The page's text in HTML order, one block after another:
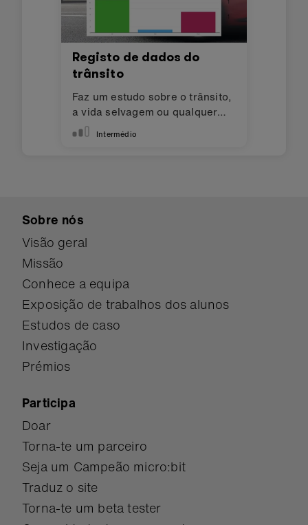
Registo de dados do
trânsito
Faz um estudo sobre o trânsito,
a vida selvagem ou qualquer
coisa da tua zona!
Intermédio
Sobre nós
Visão geral
Missão
Conhece a equipa
Exposição de trabalhos dos alunos
Estudos de caso
Investigação
Prémios
Participa
Doar
Torna-te um parceiro
Seja um Campeão micro:bit
Traduz o site
Torna-te um beta tester